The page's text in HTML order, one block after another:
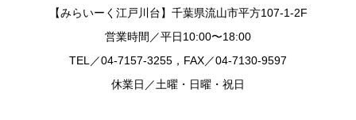
【みらいーく江戸川台】千葉県流山市平方107-1-2F
営業時間／平日10:00〜18:00
TEL／04-7157-3255，FAX／04-7130-9597
休業日／土曜・日曜・祝日